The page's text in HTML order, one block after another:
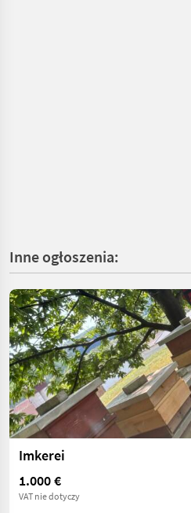
Inne ogłoszenia:
Imkerei
1.000 €
VAT nie dotyczy